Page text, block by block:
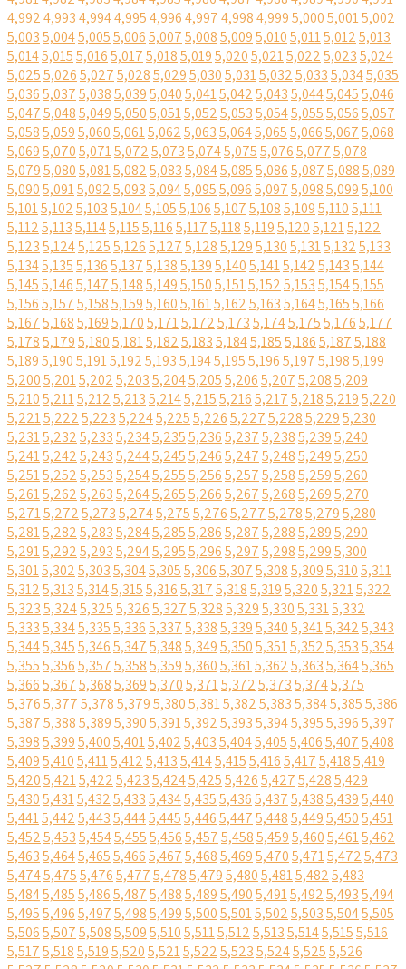
4,9924,9934,9944,9954,9964,9974,9984,9995,0005,0015,002
5,0035,0045,0055,0065,0075,0085,0095,0105,0115,0125,013
5,0145,0155,0165,0175,0185,0195,0205,0215,0225,0235,024
5,0255,0265,0275,0285,0295,0305,0315,0325,0335,0345,035
5,0365,0375,0385,0395,0405,0415,0425,0435,0445,0455,046
5,0475,0485,0495,0505,0515,0525,0535,0545,0555,0565,057
5,0585,0595,0605,0615,0625,0635,0645,0655,0665,0675,068
5,0695,0705,0715,0725,0735,0745,0755,0765,0775,078
5,0795,0805,0815,0825,0835,0845,0855,0865,0875,0885,089
5,0905,0915,0925,0935,0945,0955,0965,0975,0985,0995,100
5,1015,1025,1035,1045,1055,1065,1075,1085,1095,1105,111
5,1125,1135,1145,1155,1165,1175,1185,1195,1205,1215,122
5,1235,1245,1255,1265,1275,1285,1295,1305,1315,1325,133
5,1345,1355,1365,1375,1385,1395,1405,1415,1425,1435,144
5,1455,1465,1475,1485,1495,1505,1515,1525,1535,1545,155
5,1565,1575,1585,1595,1605,1615,1625,1635,1645,1655,166
5,1675,1685,1695,1705,1715,1725,1735,1745,1755,1765,177
5,1785,1795,1805,1815,1825,1835,1845,1855,1865,1875,188
5,1895,1905,1915,1925,1935,1945,1955,1965,1975,1985,199
5,2005,2015,2025,2035,2045,2055,2065,2075,2085,209
5,2105,2115,2125,2135,2145,2155,2165,2175,2185,2195,220
5,2215,2225,2235,2245,2255,2265,2275,2285,2295,230
5,2315,2325,2335,2345,2355,2365,2375,2385,2395,240
5,2415,2425,2435,2445,2455,2465,2475,2485,2495,250
5,2515,2525,2535,2545,2555,2565,2575,2585,2595,260
5,2615,2625,2635,2645,2655,2665,2675,2685,2695,270
5,2715,2725,2735,2745,2755,2765,2775,2785,2795,280
5,2815,2825,2835,2845,2855,2865,2875,2885,2895,290
5,2915,2925,2935,2945,2955,2965,2975,2985,2995,300
5,3015,3025,3035,3045,3055,3065,3075,3085,3095,3105,311
5,3125,3135,3145,3155,3165,3175,3185,3195,3205,3215,322
5,3235,3245,3255,3265,3275,3285,3295,3305,3315,332
5,3335,3345,3355,3365,3375,3385,3395,3405,3415,3425,343
5,3445,3455,3465,3475,3485,3495,3505,3515,3525,3535,354
5,3555,3565,3575,3585,3595,3605,3615,3625,3635,3645,365
5,3665,3675,3685,3695,3705,3715,3725,3735,3745,375
5,3765,3775,3785,3795,3805,3815,3825,3835,3845,3855,386
5,3875,3885,3895,3905,3915,3925,3935,3945,3955,3965,397
5,3985,3995,4005,4015,4025,4035,4045,4055,4065,4075,408
5,4095,4105,4115,4125,4135,4145,4155,4165,4175,4185,419
5,4205,4215,4225,4235,4245,4255,4265,4275,4285,429
5,4305,4315,4325,4335,4345,4355,4365,4375,4385,4395,440
5,4415,4425,4435,4445,4455,4465,4475,4485,4495,4505,451
5,4525,4535,4545,4555,4565,4575,4585,4595,4605,4615,462
5,4635,4645,4655,4665,4675,4685,4695,4705,4715,4725,473
5,4745,4755,4765,4775,4785,4795,4805,4815,4825,483
5,4845,4855,4865,4875,4885,4895,4905,4915,4925,4935,494
5,4955,4965,4975,4985,4995,5005,5015,5025,5035,5045,505
5,5065,5075,5085,5095,5105,5115,5125,5135,5145,5155,516
5,5175,5185,5195,5205,5215,5225,5235,5245,5255,526